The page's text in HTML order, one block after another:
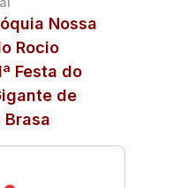
Nossa
Rocio
Festa do
de
Brasa